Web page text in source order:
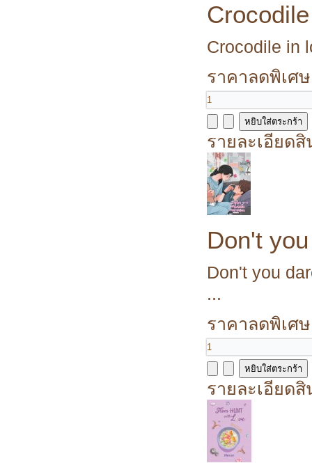
Crocodile in
ราคาลดพิเศ
รายละเอียด
Don't
Don't you
...
ราคาลดพิเศ
รายละเอียด